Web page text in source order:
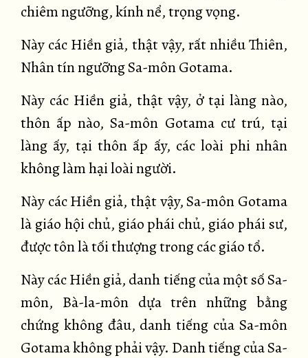
chiêm ngưỡng, kính nể, trọng vọng.
Này các Hiền giả, thật vậy, rất nhiều Thiên,
Nhân tín ngưỡng Sa-môn Gotama.
Này các Hiền giả, thật vậy, ở tại làng nào,
thôn ấp nào, Sa-môn Gotama cư trú, tại
làng ấy, tại thôn ấp ấy, các loài phi nhân
không làm hại loài người.
Này các Hiền giả, thật vậy, Sa-môn Gotama
là giáo hội chủ, giáo phái chủ, giáo phái sư,
được tôn là tối thượng trong các giáo tổ.
Này các Hiền giả, danh tiếng của một số Sa-
môn, Bà-la-môn dựa trên những bằng
chứng không đâu, danh tiếng của Sa-môn
Gotama không phải vậy. Danh tiếng của Sa-